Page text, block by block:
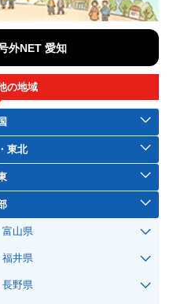
外NET 愛知
の地域
東北
富山県
井県
長野県